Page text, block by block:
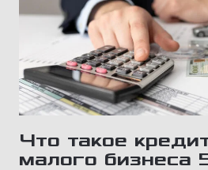
Что такое
малого